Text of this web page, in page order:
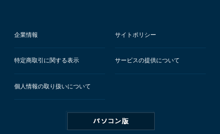
企業情報 サイトポリシー
特定商取引に関する表示 サービスの提供について
個人情報の取り扱いについて